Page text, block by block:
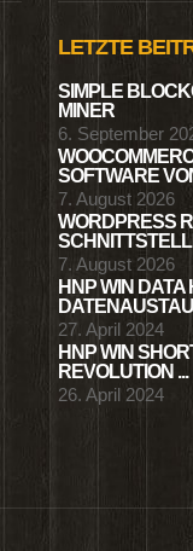
LETZTE
SIMPLE
MINER
6. September
SOFTWARE
7. August 2026
WORDPRESS
7. August 2026
HNP WIN
27. April 2024
HNP WIN
REVOLUTION ...
26. April 2024